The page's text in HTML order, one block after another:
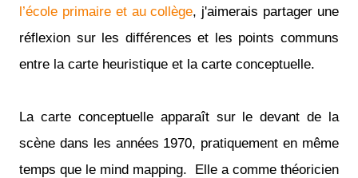
l’école primaire et au collège, j'aimerais partager une
réflexion sur les différences et les points communs
entre la carte heuristique et la carte conceptuelle.
La carte conceptuelle apparaît sur le devant de la
scène dans les années 1970, pratiquement en même
temps que le mind mapping. Elle a comme théoricien